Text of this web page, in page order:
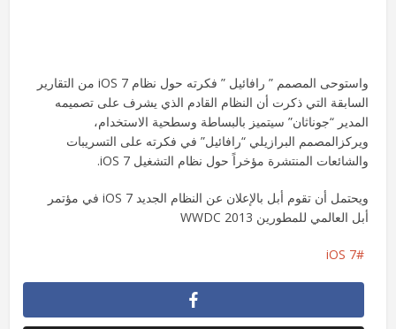
واستوحى المصمم ” رافائيل ” فكرته حول نظام iOS 7 من التقارير
السابقة التي ذكرت أن النظام القادم الذي يشرف على تصميمه
المدير “جوناثان” سيتميز بالبساطة وسطحية الاستخدام،
ويركزالمصمم البرازيلي “رافائيل” في فكرته على التسريبات
والشائعات المنتشرة مؤخراً حول نظام التشغيل iOS 7.
ويحتمل أن تقوم أبل بالإعلان عن النظام الجديد iOS 7 في مؤتمر
أبل العالمي للمطورين WWDC 2013
iOS 7